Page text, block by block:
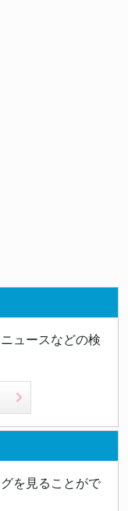
ュースなどの検
を見ることがで